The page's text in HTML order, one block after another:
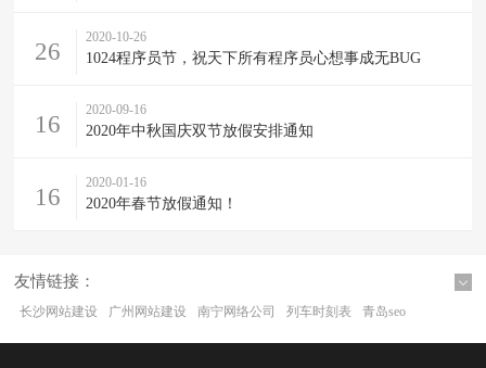
26
2020-10-26
1024程序员节，祝天下所有程序员心想事成无BUG
16
2020-09-16
2020年中秋国庆双节放假安排通知
16
2020-01-16
2020年春节放假通知！
友情链接：
长沙网站建设 广州网站建设 南宁网络公司 列车时刻表
青岛seo
连云港网络公司
盐田网站建设 福田网站建设
佛山网站建设